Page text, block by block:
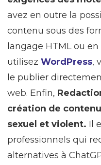
avez en outre la
contenu sous des
langage HTML ou
utilisez WordPress,
le publier
web. Enfin,
création de
sexuel et violent. Il
professionnels qui
alternatives à